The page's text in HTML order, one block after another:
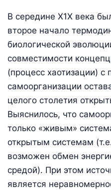
В середине Х1Х века
второе начало
биологической
совместимости
(процесс хаотизации) с
самоорганизации
целого столетия
Выяснилось, что
только «живым»
открытым системам
возможен обмен
средой). При этом
является